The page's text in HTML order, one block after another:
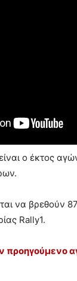
ο έκτος
να βρεθούν
Rally1.
προηγούμενο